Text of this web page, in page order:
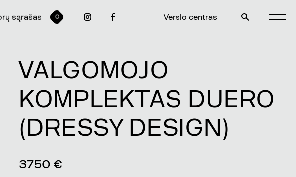
sąrašas 0 Verslo centras
VALGOMOJO
KOMPLEKTAS DUERO
(DRESSY DESIGN)
3750 €